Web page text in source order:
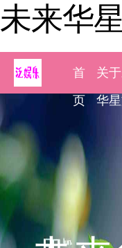
未来华
首
页
关
华